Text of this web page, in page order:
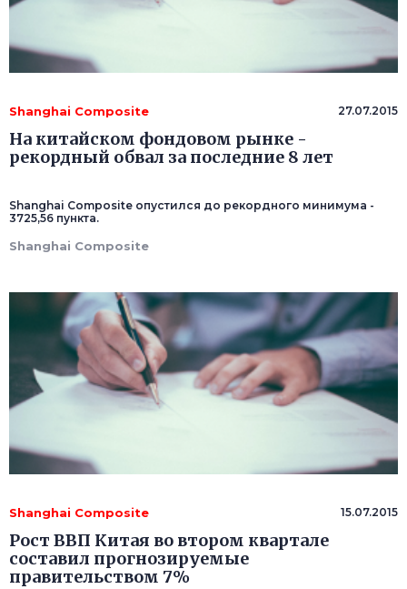
Shanghai Composite 27.07.2015
На китайском фондовом рынке -
рекордный обвал за последние 8 лет
Shanghai Composite опустился до рекордного минимума -
3725,56 пункта.
Shanghai Composite
Shanghai Composite 15.07.2015
Рост ВВП Китая во втором квартале
составил прогнозируемые
правительством 7%